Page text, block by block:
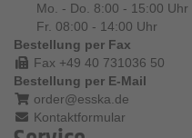
Mo. - Do. 8:00 - 15:00 Uhr
Fr. 08:00 - 14:00 Uhr
Bestellung per Fax
Fax +49 40 731036 50
Bestellung per E-Mail
order@esska.de
Kontaktformular